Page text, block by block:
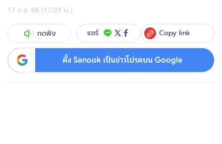
17 ก.ย. 68 (17:03 น.)
กดฟัง แชร์ Copy link
ตั้ง Sanook เป็นข่าวโปรดบน Google